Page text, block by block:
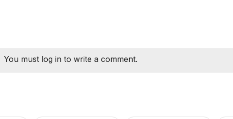
You must log in to write a comment.